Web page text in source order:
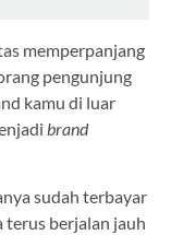
memperpanjang
pengunjung
kamu di luar
brand
sudah terbayar
terus berjalan jauh